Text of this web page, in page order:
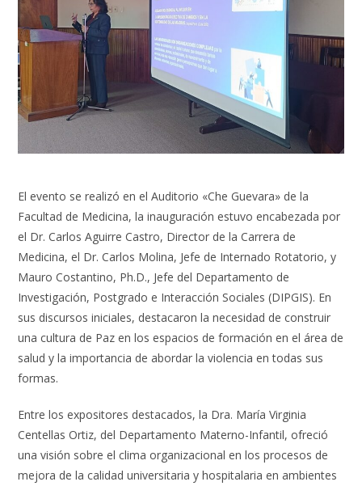
El evento se realizó en el Auditorio «Che Guevara» de la
Facultad de Medicina, la inauguración estuvo encabezada por
el Dr. Carlos Aguirre Castro, Director de la Carrera de
Medicina, el Dr. Carlos Molina, Jefe de Internado Rotatorio, y
Mauro Costantino, Ph.D., Jefe del Departamento de
Investigación, Postgrado e Interacción Sociales (DIPGIS). En
sus discursos iniciales, destacaron la necesidad de construir
una cultura de Paz en los espacios de formación en el área de
salud y la importancia de abordar la violencia en todas sus
formas.
Entre los expositores destacados, la Dra. María Virginia
Centellas Ortiz, del Departamento Materno-Infantil, ofreció
una visión sobre el clima organizacional en los procesos de
mejora de la calidad universitaria y hospitalaria en ambientes